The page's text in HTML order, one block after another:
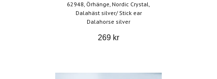
62948, Örhänge, Nordic Crystal,
Dalahäst silver/ Stick ear
Dalahorse silver
269 kr